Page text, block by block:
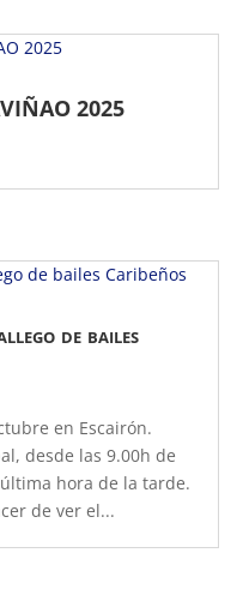
2025
de bailes
en Escairón.
desde las 9.00h de
hora de la tarde.
de ver el...